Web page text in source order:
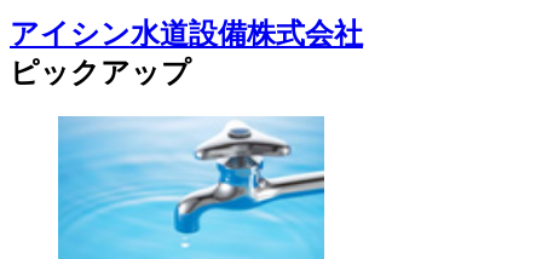
アイシン水道設備株式会社
ピックアップ